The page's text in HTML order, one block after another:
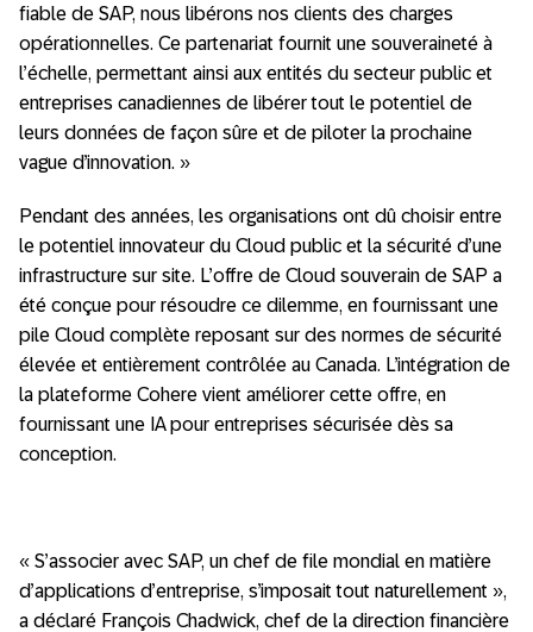
fiable de SAP, nous libérons nos clients des charges
opérationnelles. Ce partenariat fournit une souveraineté à
l’échelle, permettant ainsi aux entités du secteur public et
entreprises canadiennes de libérer tout le potentiel de
leurs données de façon sûre et de piloter la prochaine
vague d’innovation. »
Pendant des années, les organisations ont dû choisir entre
le potentiel innovateur du Cloud public et la sécurité d’une
infrastructure sur site. L’offre de Cloud souverain de SAP a
été conçue pour résoudre ce dilemme, en fournissant une
pile Cloud complète reposant sur des normes de sécurité
élevée et entièrement contrôlée au Canada. L’intégration de
la plateforme Cohere vient améliorer cette offre, en
fournissant une IA pour entreprises sécurisée dès sa
conception.
« S’associer avec SAP, un chef de file mondial en matière
d’applications d’entreprise, s’imposait tout naturellement »,
a déclaré François Chadwick, chef de la direction financière